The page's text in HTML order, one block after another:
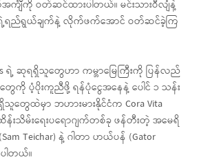
င်္ကျီကို ဝတ်ဆင်ထားပါတယ်။ မင်းသားဝီလျံနဲ့
ည်ရွယ်ချက်နဲ့ လိုက်ဖက်အောင် ဝတ်ဆင်ခဲ့ကြ
ရဲ့ ဆုရရှိသူတွေဟာ ကမ္ဘာမြေကြီးကို ပြန်လည်
ကို ပံ့ပိုးကူညီဖို့ ရန်ပုံငွေအနေနဲ့ ပေါင် ၁ သန်း
ရှိသူတွေထဲမှာ ဘဟားမားနိုင်ငံက Cora Vita
းသိမ်းရေးပရောဂျက်တစ်ခု ဖန်တီးတဲ့ အမေရိ
Teichar) နဲ့ ဂါတာ ဟယ်ပန် (Gator
ါတယ်။